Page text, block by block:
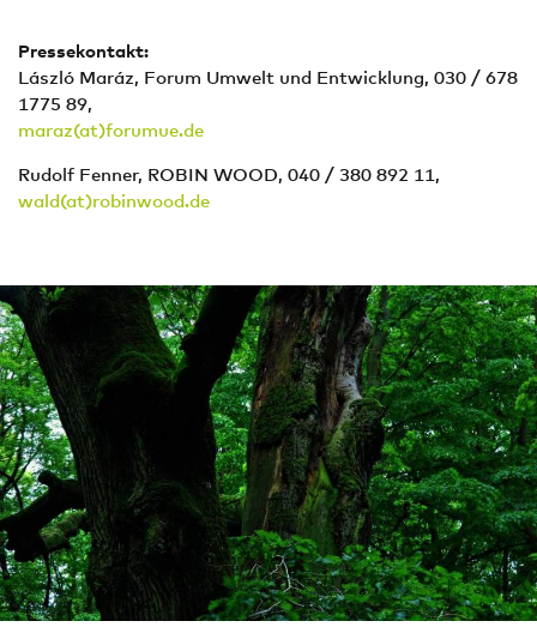
Pressekontakt:
László Maráz, Forum Umwelt und Entwicklung, 030 / 678
1775 89,
maraz(at)forumue.de
Rudolf Fenner, ROBIN WOOD, 040 / 380 892 11,
wald(at)robinwood.de